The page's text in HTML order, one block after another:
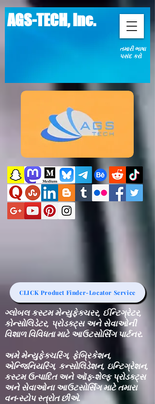
AGS-TECH, Inc.
તમારી ભાષા
પસંદ કરો
CLICK Product Finder-Locator Service
ગ્લોબલ કસ્ટમ મેન્યુફેક્ચરર, ઈન્ટિગ્રેટર,
કોન્સોલિડેટર, પ્રોડક્ટ્સ અને સેવાઓની
વિશાળ વિવિધતા માટે આઉટસોર્સિંગ પાર્ટનર.
અમે મેન્યુફેક્ચરિંગ, ફેબ્રિકેશન,
એન્જિનિયરિંગ, કન્સોલિડેશન, ઇન્ટિગ્રેશન,
કસ્ટમ ઉત્પાદિત અને ઑફ-શેલ્ફ પ્રોડક્ટ્સ
અને સેવાઓના આઉટસોર્સિંગ માટે તમારા
વન-સ્ટોપ સ્ત્રોત છીએ.